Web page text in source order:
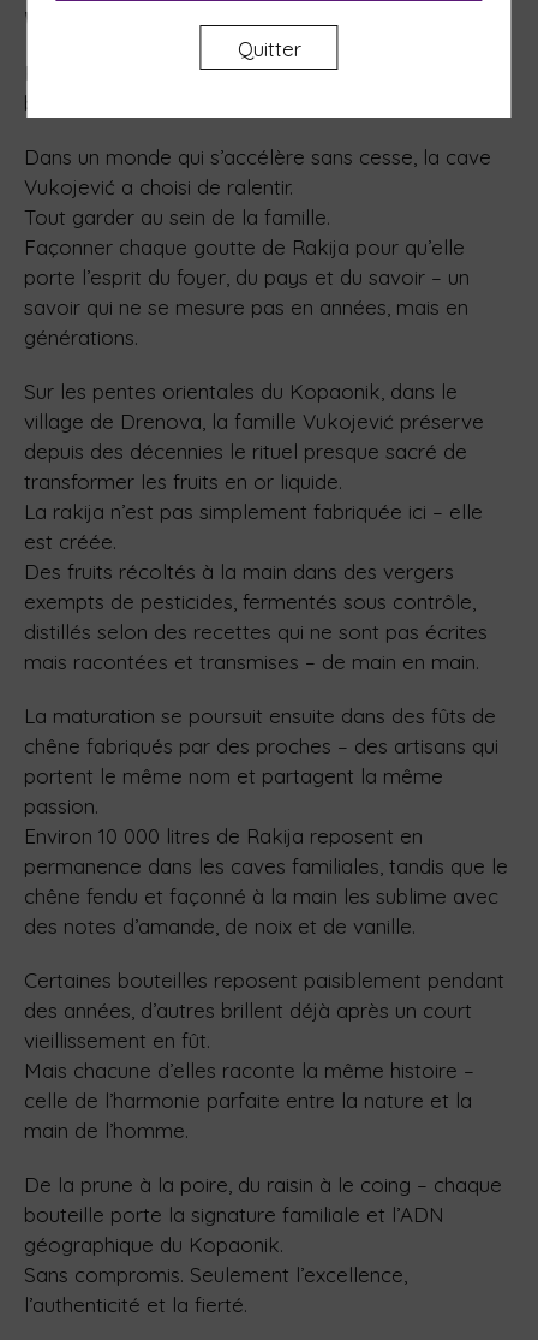
Vukojević Cellars
Rakija avec l’âme du Kopaonik. L’art familial en
bouteilles.
Dans un monde qui s’accélère sans cesse, la cave
Vukojević a choisi de ralentir.
Tout garder au sein de la famille.
Façonner chaque goutte de Rakija pour qu’elle
porte l’esprit du foyer, du pays et du savoir – un
savoir qui ne se mesure pas en années, mais en
générations.
Sur les pentes orientales du Kopaonik, dans le
village de Drenova, la famille Vukojević préserve
depuis des décennies le rituel presque sacré de
transformer les fruits en or liquide.
La rakija n’est pas simplement fabriquée ici – elle
est créée.
Des fruits récoltés à la main dans des vergers
exempts de pesticides, fermentés sous contrôle,
distillés selon des recettes qui ne sont pas écrites
mais racontées et transmises – de main en main.
La maturation se poursuit ensuite dans des fûts de
chêne fabriqués par des proches – des artisans qui
portent le même nom et partagent la même
passion.
Environ 10 000 litres de Rakija reposent en
permanence dans les caves familiales, tandis que le
chêne fendu et façonné à la main les sublime avec
des notes d’amande, de noix et de vanille.
Certaines bouteilles reposent paisiblement pendant
des années, d’autres brillent déjà après un court
vieillissement en fût.
Mais chacune d’elles raconte la même histoire –
celle de l’harmonie parfaite entre la nature et la
main de l’homme.
De la prune à la poire, du raisin à le coing – chaque
bouteille porte la signature familiale et l’ADN
géographique du Kopaonik.
Sans compromis. Seulement l’excellence,
l’authenticité et la fierté.
Quitter